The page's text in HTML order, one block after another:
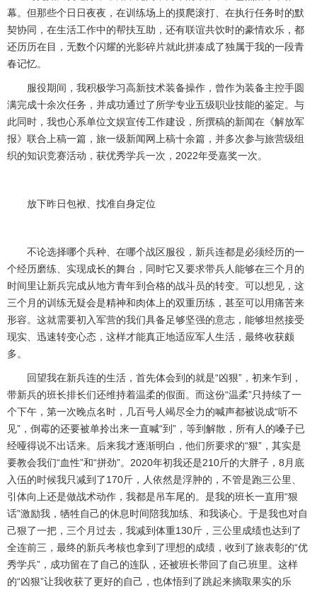
幕。但那些个日日夜夜，在训练场上的摸爬滚打、在执行任务时的默
契协同，在生活工作中的帮扶互助，还有联谊共饮时的豪情欢乐，都
还历历在目，无数个闪耀的光影碎片就此拼凑成了独属于我的一段青
春记忆。
服役期间，我积极学习高新技术装备操作，曾作为装备主控手圆
满完成十余次任务，并成功通过了所学专业五级职业技能的鉴定。与
此同时，我也心系单位文娱宣传工作建设，所撰稿的新闻在《解放军
报》联合上稿一篇，旅一级新闻网上稿十余篇，并多次参与旅营级组
织的知识竞赛活动，获优秀学兵一次， 2022年受嘉奖一次。
放下昨日包袱、找准自身定位
不论选择哪个兵种、在哪个战区服役，新兵连都是必须经历的一
个经历磨练、实现成长的舞台，同时它又要求带兵人能够在三个月的
时间里让新兵完成从地方青年到合格的战斗员的转变。可以想见，这
三个月的训练无疑会是精神和肉体上的双重历练，甚至可以用痛苦来
形容。这就需要初入军营的我们具备足够坚强的意志，能够坦然接受
现实、迅速转变心态，这样才能真正地适应军人生活，最终收获颇
多。
回望我在新兵连的生活，首先体会到的就是“凶狠”，初来乍到，
带新兵的班长排长们还维持着温柔的假面。而这份“温柔”只持续了一
个下午，第一次晚点名时，几百号人竭尽全力的喊声都被说成“听不
见”，倒霉的还要被单拎出来一直喊“到”，等到解散，所有人的嗓子已
经哑得说不出话来。后来我才逐渐明白，他们所要求的“狠”，其实是
要教会我们“血性”和“拼劲”。 2020年初我还是210斤的大胖子， 8月底
入伍的时候我只减到了170斤，人依然是浮肿的，不管是跑三公里、
引体向上还是做战术动作，我都是吊车尾的。是我的班长一直用“狠
话”激励我，牺牲自己的休息时间陪我加练、和我谈心。于是我也对自
己狠了一把，三个月过去，我减到体重130斤，三公里成绩也达到了
全连前三，最终的新兵考核也拿到了理想的成绩，收到了旅表彰的“优
秀学兵”，成功留在了自己的连队，还被班长带回了自己班里。这样
的“凶狠”让我收获了更好的自己，也体悟到了跳起来摘取果实的乐